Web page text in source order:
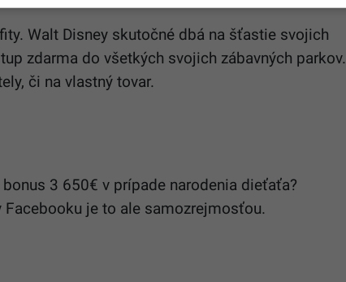
Walt Disney skutočné dbá na šťastie svojich
zdarma do všetkých svojich zábavných parkov.
či na vlastný tovar.
3 650€ v prípade narodenia dieťaťa?
je to ale samozrejmosťou.